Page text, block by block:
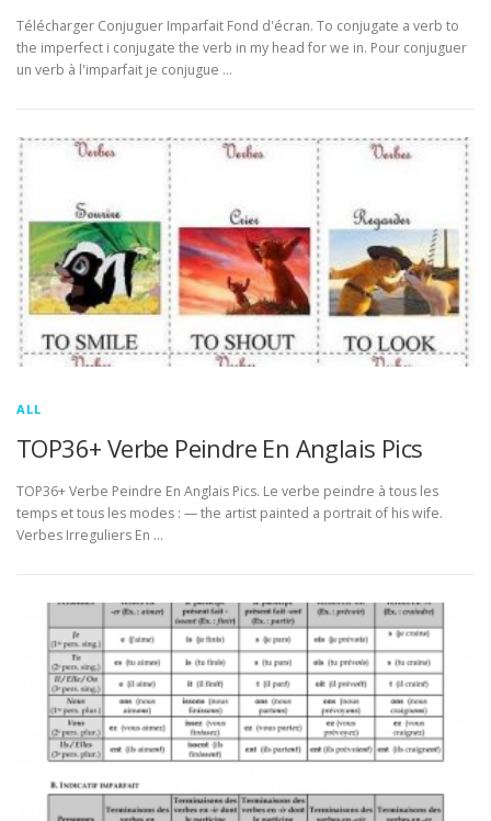
Télécharger Conjuguer Imparfait Fond d'écran. To conjugate a verb to
the imperfect i conjugate the verb in my head for we in. Pour conjuguer
un verb à l'imparfait je conjugue …
ALL
TOP36+ Verbe Peindre En Anglais Pics
TOP36+ Verbe Peindre En Anglais Pics. Le verbe peindre à tous les
temps et tous les modes : — the artist painted a portrait of his wife.
Verbes Irreguliers En …